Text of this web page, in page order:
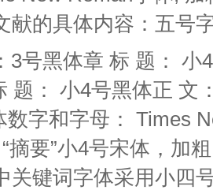
献的具体内容：五号
3号黑体章 标 题： 小
题： 小4号黑体正 文
数字和字母： Times
摘要”小4号宋体，加
关键词字体采用小四